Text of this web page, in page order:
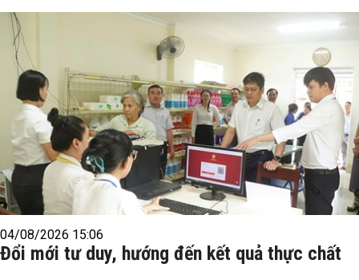
04/08/2026 15:06
Đổi mới tư duy, hướng đến kết quả thực chất